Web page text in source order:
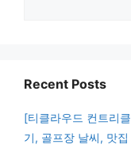
Recent Posts
[티클라우드 컨트리
기, 골프장 날씨, 맛